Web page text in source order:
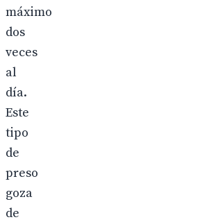
máximo
dos
veces
al
día.
Este
tipo
de
preso
goza
de